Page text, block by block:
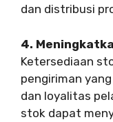
dan distribusi
4.
Ketersediaan
pengiriman
dan loyalitas
stok dapat